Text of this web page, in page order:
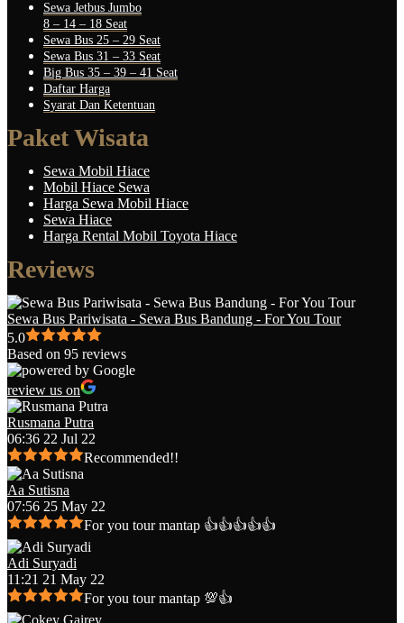
Sewa Jetbus Jumbo
8 – 14 – 18 Seat
Sewa Bus 25 – 29 Seat
Sewa Bus 31 – 33 Seat
Big Bus 35 – 39 – 41 Seat
Daftar Harga
Syarat Dan Ketentuan
Paket Wisata
Sewa Mobil Hiace
Mobil Hiace Sewa
Harga Sewa Mobil Hiace
Sewa Hiace
Harga Rental Mobil Toyota Hiace
Reviews
Sewa Bus Pariwisata - Sewa Bus Bandung - For You Tour
5.0
Based on 95 reviews
review us on
Rusmana Putra
06:36 22 Jul 22
Recommended!!
Aa Sutisna
07:56 25 May 22
For you tour mantap 👍👍👍👍👍
Adi Suryadi
11:21 21 May 22
For you tour mantap 💯👍